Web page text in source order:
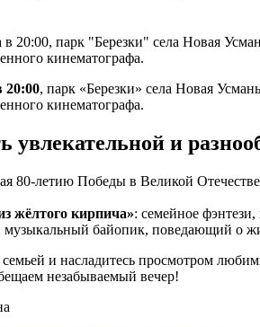
20:00, парк «Березки» села Новая
кинематографа.
и
80-летию Победы в Великой
жёлтого кирпича»: семейное
музыкальный байопик, поведающий о
и насладитесь просмотром
незабываемый вечер!